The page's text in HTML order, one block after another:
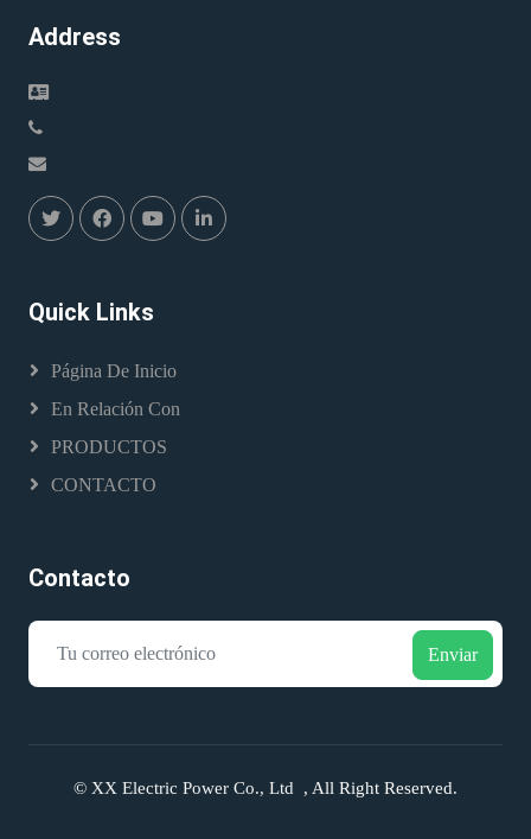
Address
Quick Links
Página De Inicio
En Relación Con
PRODUCTOS
CONTACTO
Contacto
Enviar
© XX Electric Power Co., Ltd , All Right Reserved.